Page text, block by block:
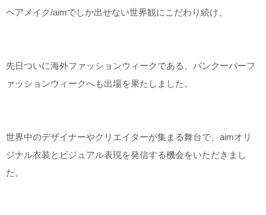
ヘアメイク/aimでしか出せない世界観にこだわり続け、
先日ついに海外ファッションウィークである、バンクーバーフ
ァッションウィークへも出場を果たしました。
世界中のデザイナーやクリエイターが集まる舞台で、aimオリ
ジナル衣装とビジュアル表現を発信する機会をいただきまし
た。